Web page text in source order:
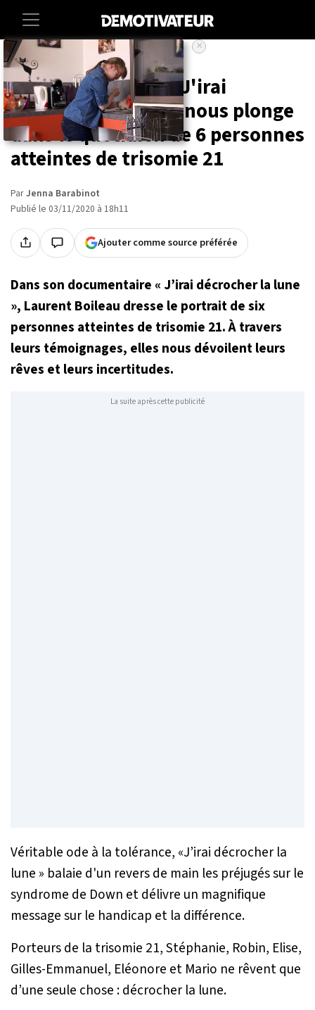
Accueil
Le documentaire « J'irai
décrocher la lune » nous plonge
dans le quotidien de 6 personnes
atteintes de trisomie 21
ParJenna Barabinot
Publié le 03/11/2020 à 18h11
Ajouter comme source préférée
×
Dans son documentaire « J’irai décrocher la lune
», Laurent Boileau dresse le portrait de six
personnes atteintes de trisomie 21. À travers
leurs témoignages, elles nous dévoilent leurs
rêves et leurs incertitudes.
La suite après cette publicité
Véritable ode à la tolérance, «J’irai décrocher la
lune » balaie d'un revers de main les préjugés sur le
syndrome de Down et délivre un magnifique
message sur le handicap et la différence.
Porteurs de la trisomie 21, Stéphanie, Robin, Elise,
Gilles-Emmanuel, Eléonore et Mario ne rêvent que
d’une seule chose : décrocher la lune.